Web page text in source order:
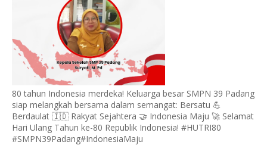
80 tahun Indonesia merdeka! Keluarga besar SMPN 39 Padang
siap melangkah bersama dalam semangat: Bersatu 💪
Berdaulat 🇮🇩 Rakyat Sejahtera 🤝 Indonesia Maju 🚀 Selamat
Hari Ulang Tahun ke-80 Republik Indonesia! #HUTRI80
#SMPN39Padang#IndonesiaMaju